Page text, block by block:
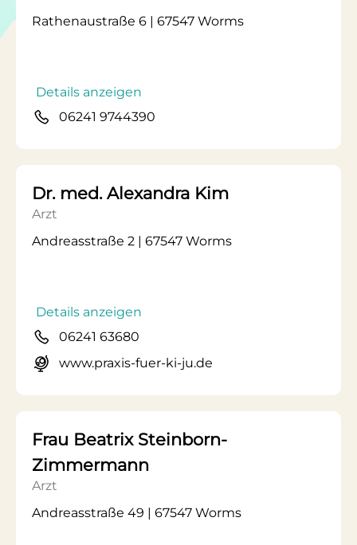
Rathenaustraße 6 | 67547 Worms
Details anzeigen
06241 9744390
Dr. med. Alexandra Kim
Arzt
Andreasstraße 2 | 67547 Worms
Details anzeigen
06241 63680
www.praxis-fuer-ki-ju.de
Frau Beatrix Steinborn-
Zimmermann
Arzt
Andreasstraße 49 | 67547 Worms